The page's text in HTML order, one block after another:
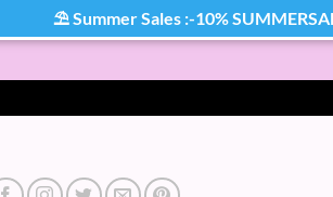
⛱ Summer Sales :-10%